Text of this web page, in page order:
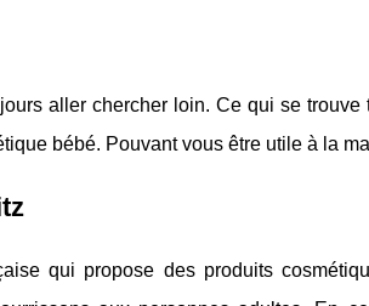
aller chercher loin. Ce qui se
bébé. Pouvant vous être utile à la
qui propose des produits